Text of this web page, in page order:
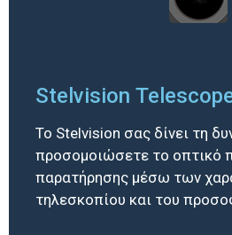
Stelvision
Το Stelvision σας δίνει τη
προσομοιώσετε το οπτικό
παρατήρησης μέσω των
τηλεσκοπίου και του